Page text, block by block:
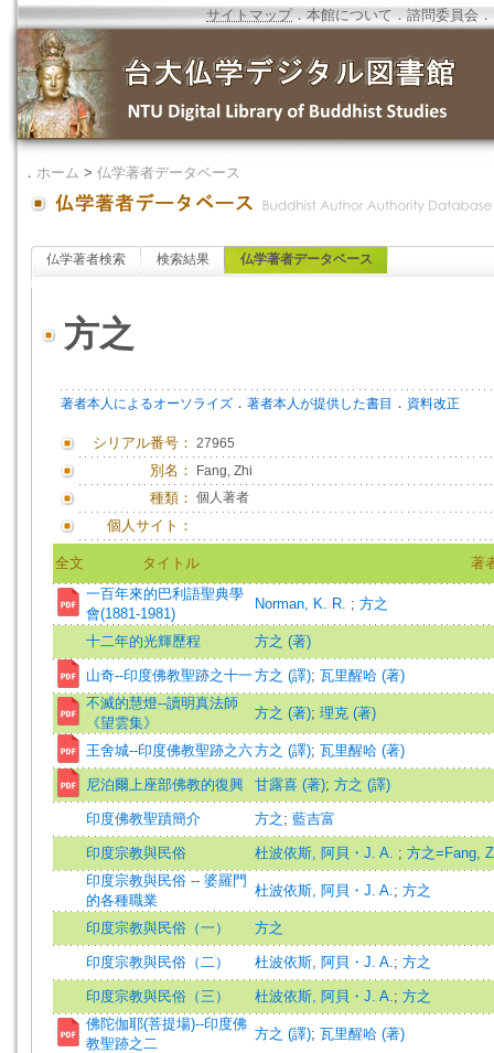
サイトマップ．本館について ．諮問委員会 ．
． ホーム > 仏学著者データベース
仏学著者検索 検索結果 仏学著者データベース
方之
著者本人によるオーソライズ ． 著者本人が提供した書目 ． 資料改正
シリアル番号： 27965
別名： Fang, Zhi
種類： 個人著者
個人サイト：
全文 タイトル
著
一百年來的巴利語聖典學
會(1881-1981)
Norman, K. R. ; 方之
十二年的光輝歷程 方之 (著)
山奇--印度佛教聖跡之十一方之 (譯); 瓦里醒哈 (著)
不滅的慧燈--讀明真法師
《望雲集》
方之 (著); 理克 (著)
王舍城--印度佛教聖跡之六方之 (譯); 瓦里醒哈 (著)
尼泊爾上座部佛教的復興 甘露喜 (著); 方之 (譯)
印度佛教聖蹟簡介 方之 ; 藍吉富
印度宗教與民俗 杜波依斯, 阿貝・J. A. ; 方之=Fang,
印度宗教與民俗 -- 婆羅門
的各種職業
杜波依斯, 阿貝・J. A.; 方之
印度宗教與民俗（一） 方之
印度宗教與民俗（二） 杜波依斯, 阿貝・J. A.; 方之
印度宗教與民俗（三） 杜波依斯, 阿貝・J. A.; 方之
佛陀伽耶(菩提場)--印度佛
教聖跡之二
方之 (譯); 瓦里醒哈 (著)